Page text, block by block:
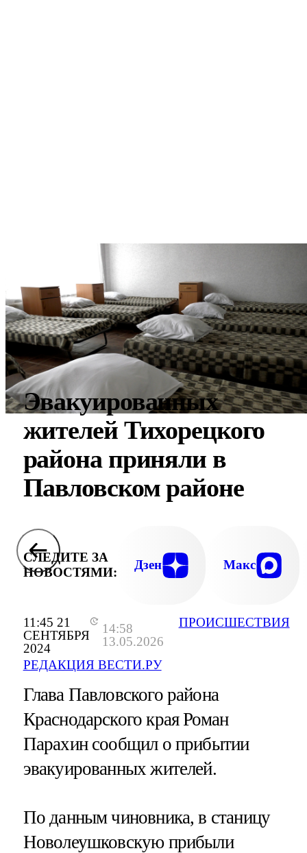
11:45 21
СЕНТЯБРЯ
2024
14:58
13.05.2026
РЕДАКЦИЯ ВЕСТИ.РУ
ПРОИСШЕСТВИЯ
Эвакуированных
жителей Тихорецкого
района приняли в
Павловском районе
СЛЕДИТЕ ЗА
НОВОСТЯМИ:
Дзен Макс
Глава Павловского района
Краснодарского края Роман
Парахин сообщил о прибытии
эвакуированных жителей.
По данным чиновника, в станицу
Новолеушковскую прибыли